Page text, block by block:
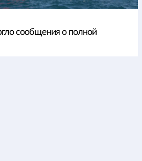
сообщения о полной